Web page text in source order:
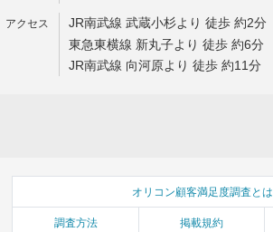
JR南武線 武蔵小杉より 徒歩 約2分
東急東横線 新丸子より 徒歩 約6分
JR南武線 向河原より 徒歩 約11分
オリコン顧客満足度調査とは
調査方法 掲載規約